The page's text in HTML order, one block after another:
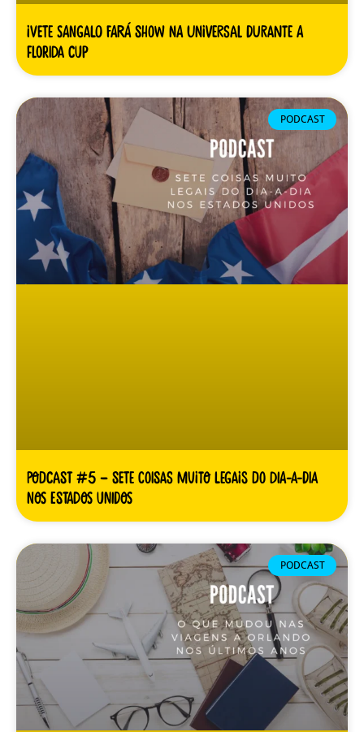
Ivete Sangalo fará show na Universal durante a
Florida Cup
PODCAST
Podcast #5 – Sete coisas muito legais do dia-a-dia
nos Estados Unidos
PODCAST